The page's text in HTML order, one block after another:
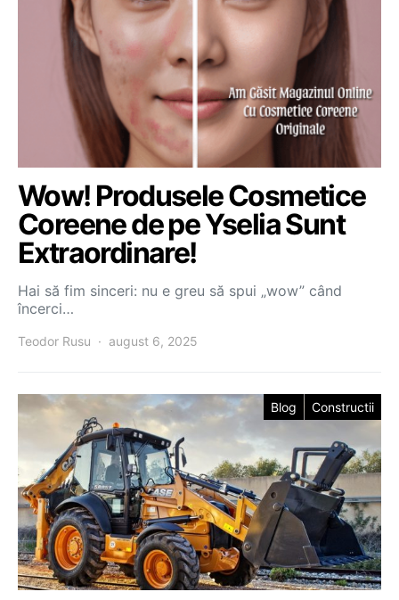
Wow! Produsele Cosmetice
Coreene de pe Yselia Sunt
Extraordinare!
Hai să fim sinceri: nu e greu să spui „wow” când
încerci…
Teodor Rusu august 6, 2025
Blog Constructii